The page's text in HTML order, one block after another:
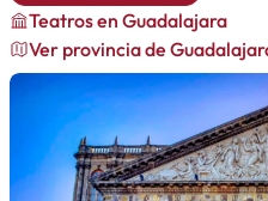
Teatrosen Guadalajara
Ver provincia de